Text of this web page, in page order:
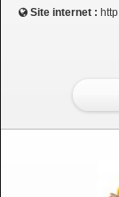
Site internet :